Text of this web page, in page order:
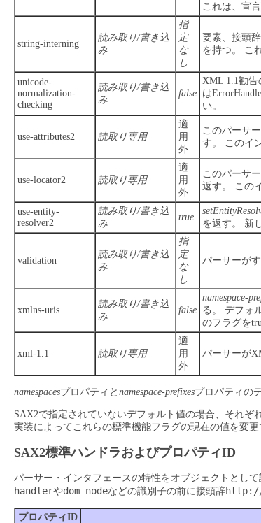
これは、宣
string-interning
読み取り/書き込
み
指
定
な
し
要素、接頭
を持つ。
こ
unicode-
normalization-
checking
読み取り/書き込
み
false
XML 1.1勧告
は
い。
use-attributes2 読取り専用
適
用
外
このパーサ
す。
このイ
use-locator2 読取り専用
適
用
外
このパーサ
返す。
この
use-entity-
resolver2
読み取り/書き込
み
true
を返す。
新
validation
読み取り/書き込
み
指
定
な
し
パーサーが
xmlns-uris
読み取り/書き込
み
false
namespace-
る。
デフォ
のフラグを
xml-1.1 読取り専用
適
用
外
パーサーが
namespacesプロパティと namespace-prefixesプロパティの
SAX2で指定されていないデフォルト値の場合、それぞ
実装によってこれらの標準機能フラグの現在の値を変
SAX2標準ハンドラおよびプロパティID
パーサー・インタフェースの特性をオブジェクトとし
handlerやdom-nodeなどの識別子の前に接頭辞
プロパティID